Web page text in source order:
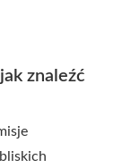
znaleźć